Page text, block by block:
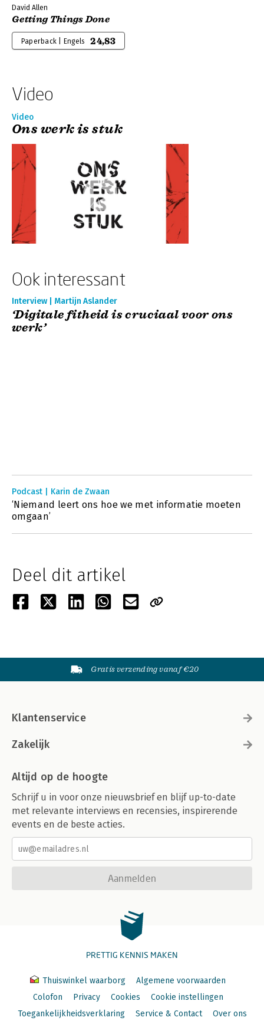
David Allen
Getting Things Done
Paperback | Engels 24,83
Video
Video
Ons werk is stuk
Ook interessant
Interview | Martijn Aslander
‘Digitale fitheid is cruciaal voor ons
werk’
Podcast | Karin de Zwaan
‘Niemand leert ons hoe we met informatie moeten
omgaan’
Deel dit artikel
Gratis verzending vanaf €20
Klantenservice
Zakelijk
Altijd op de hoogte
Schrijf u in voor onze nieuwsbrief en blijf up-to-date
met relevante interviews en recensies, inspirerende
events en de beste acties.
Aanmelden
PRETTIG KENNIS MAKEN
Thuiswinkel waarborg
Algemene voorwaarden
Colofon
Privacy Cookies
Cookie instellingen
Toegankelijkheidsverklaring
Service & Contact Over ons